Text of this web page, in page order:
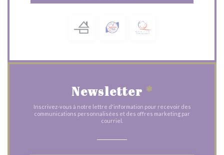
Newsletter *
Inscrivez-vous à notre lettre d'information pour recevoir des
communications personnalisées et des offres marketing par
courriel.